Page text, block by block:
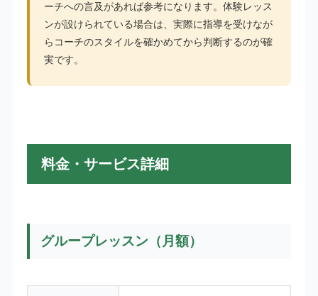
ーチへの言及があれば参考になります。体験レッス
ンが設けられている場合は、実際に指導を受けなが
らコーチのスタイルを確かめてから判断するのが確
実です。
料金・サービス詳細
グループレッスン（月額）